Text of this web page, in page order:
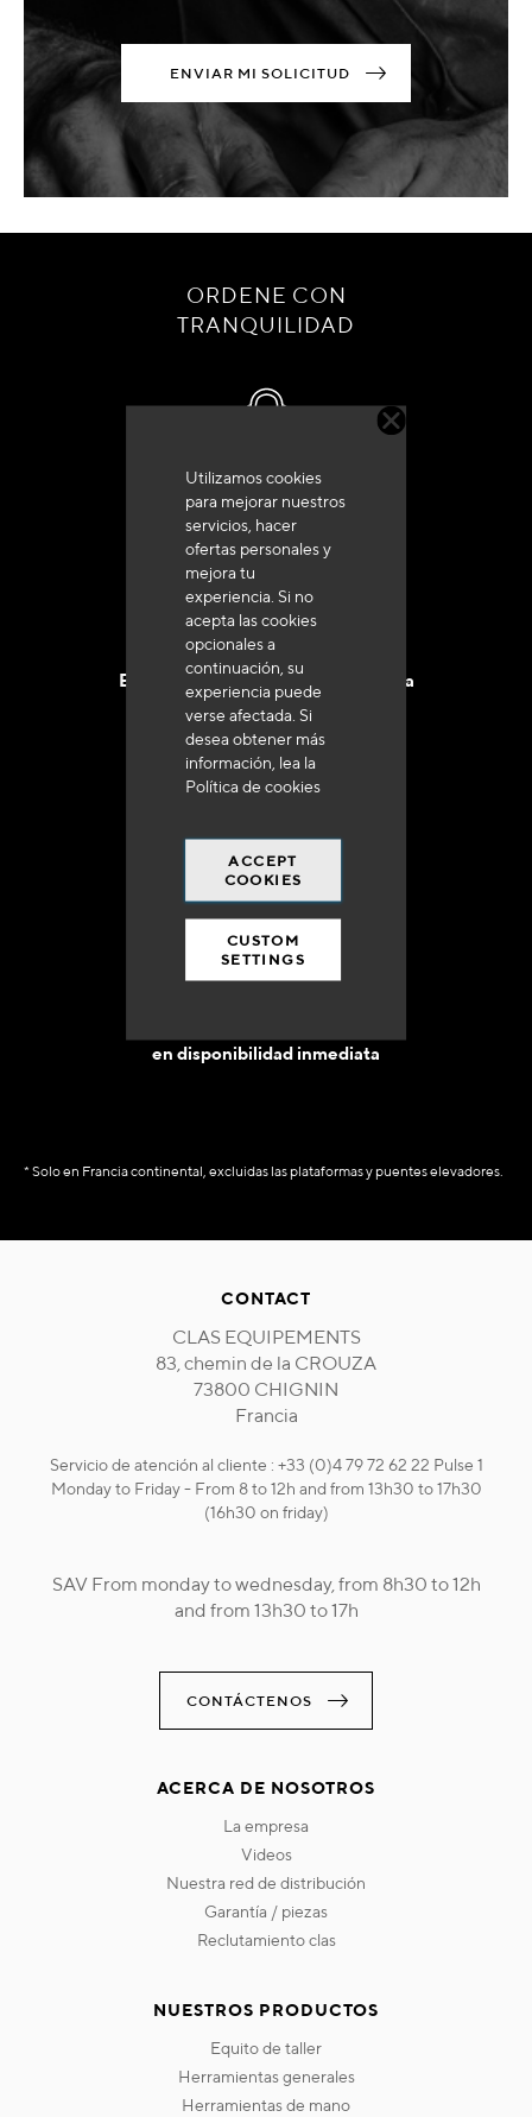
Utilizamos cookies
para mejorar nuestros
servicios, hacer
ofertas personales y
mejora tu
experiencia. Si no
acepta las cookies
opcionales a
continuación, su
experiencia puede
verse afectada. Si
desea obtener más
información, lea la
Política de cookies
ACCEPT
COOKIES
CUSTOM
SETTINGS
ENVIAR MI SOLICITUD
ORDENE CON
TRANQUILIDAD
Servicio de atención al cliente
+33 (0)4 79 72 62 22 Pulse 1
Entrega en 48 a 72 horas en Francia
Gastos de envío gratuito
a 250 euros*
en disponibilidad inmediata
* Solo en Francia continental, excluidas las plataformas y puentes elevadores.
CONTACT
CLAS EQUIPEMENTS
83, chemin de la CROUZA
73800 CHIGNIN
Francia
Servicio de atención al cliente : +33 (0)4 79 72 62 22 Pulse 1
Monday to Friday - From 8 to 12h and from 13h30 to 17h30
(16h30 on friday)
SAV From monday to wednesday, from 8h30 to 12h
and from 13h30 to 17h
CONTÁCTENOS
ACERCA DE NOSOTROS
la empresa
videos
nuestra red de distribución
garantía / piezas
reclutamiento clas
NUESTROS PRODUCTOS
equito de taller
herramientas generales
herramientas de mano